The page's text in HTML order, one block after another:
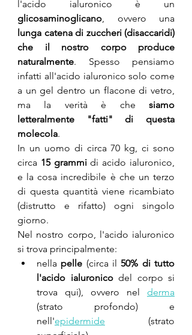
glicosaminoglicano , ovvero una
lunga catena di zuccheri (disaccaridi)
che il nostro corpo produce
naturalmente. Spesso pensiamo
infatti all'acido ialuronico solo come
a un gel dentro un flacone di vetro,
ma la verità è che siamo
letteralmente "fatti" di questa
molecola.
In un uomo di circa 70 kg, ci sono
circa 15 grammi di acido ialuronico,
e la cosa incredibile è che un terzo
di questa quantità viene ricambiato
(distrutto e rifatto) ogni singolo
giorno.
Nel nostro corpo, l'acido ialuronico
si trova principalmente:
nella pelle (circa il 50% di tutto
l'acido ialuronico del corpo si
trova qui), ovvero nel derma
(strato profondo) e
nell'epidermide (strato